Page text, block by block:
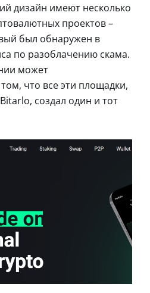
дизайн имеют несколько
проектов –
был обнаружен в
по разоблачению скама.
может
что все эти площадки,
создал один и тот